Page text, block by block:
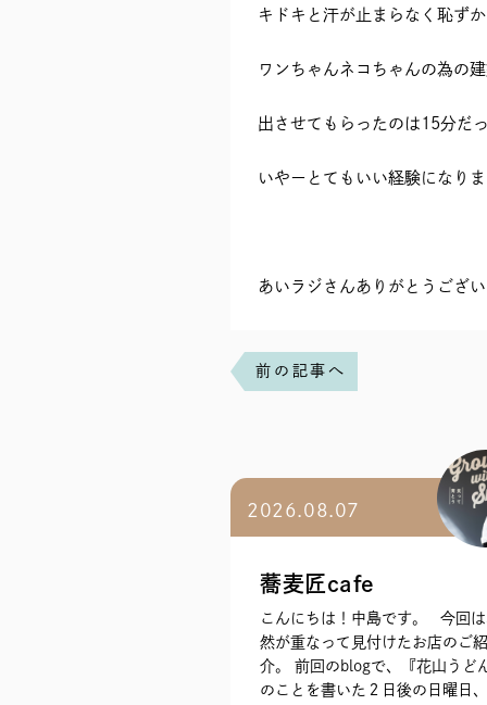
キドキと汗が止まらなく恥ず
ワンちゃんネコちゃんの為の
出させてもらったのは15分だ
いやーとてもいい経験になり
あいラジさんありがとうござ
前の記事へ
2026.08.07
蕎麦匠cafe
こんにちは！中島です。 今回
然が重なって見付けたお店のご紹
介。 前回のblogで、『花山うど
のことを書いた２日後の日曜日